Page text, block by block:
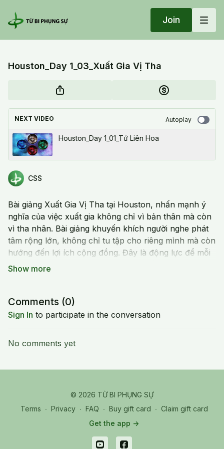
Join
Houston_Day 1_03_Xuất Gia Vị Tha
NEXT VIDEO Autoplay
Houston_Day 1_01_Tứ Liên Hoa
CSS
Bài giảng Xuất Gia Vị Tha tại Houston, nhấn mạnh ý
nghĩa của việc xuất gia không chỉ vì bản thân mà còn
vì tha nhân. Bài giảng khuyến khích người nghe phát
tâm rộng lớn, không chỉ tu tập cho riêng mình mà còn
hướng đến lợi ích cộng đồng. Đây là động lực để mỗi
Phật tử nuôi dưỡng tinh thần vị tha, sống đời an lạc và
Comments (0)
Sign In to participate in the conversation
No comments yet
© 2026 TỪ BI PHỤNG SỰ
Terms ∙ Privacy ∙ FAQ ∙ Buy gift card ∙ Claim gift card
Get the app ->